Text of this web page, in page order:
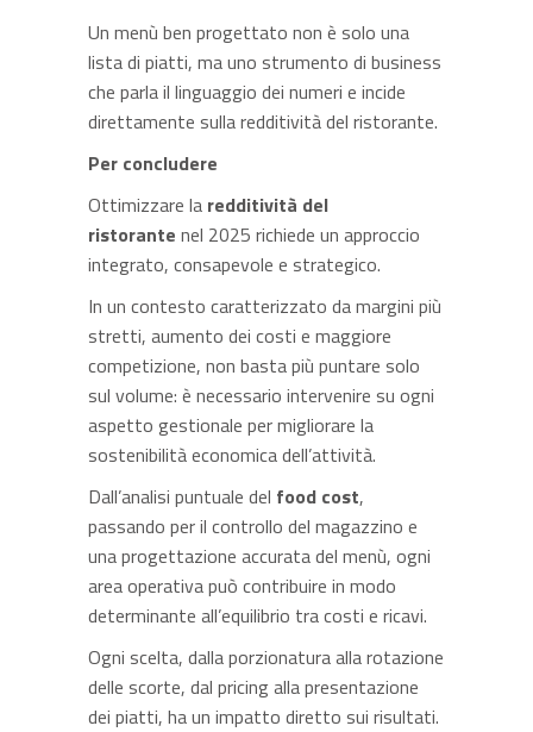
Un menù ben progettato non è solo una
lista di piatti, ma uno strumento di business
che parla il linguaggio dei numeri e incide
direttamente sulla redditività del ristorante.
Per concludere
Ottimizzare la redditività del
ristorante nel 2025 richiede un approccio
integrato, consapevole e strategico.
In un contesto caratterizzato da margini più
stretti, aumento dei costi e maggiore
competizione, non basta più puntare solo
sul volume: è necessario intervenire su ogni
aspetto gestionale per migliorare la
sostenibilità economica dell’attività.
Dall’analisi puntuale del food cost,
passando per il controllo del magazzino e
una progettazione accurata del menù, ogni
area operativa può contribuire in modo
determinante all’equilibrio tra costi e ricavi.
Ogni scelta, dalla porzionatura alla rotazione
delle scorte, dal pricing alla presentazione
dei piatti, ha un impatto diretto sui risultati.